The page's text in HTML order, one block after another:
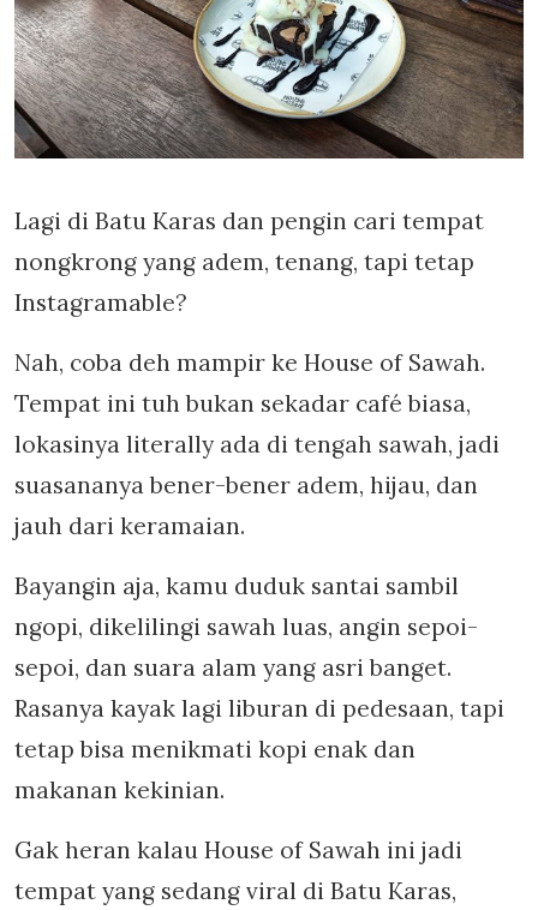
Lagi di Batu Karas dan pengin cari tempat
nongkrong yang adem, tenang, tapi tetap
Instagramable?
Nah, coba deh mampir ke House of Sawah.
Tempat ini tuh bukan sekadar café biasa,
lokasinya literally ada di tengah sawah, jadi
suasananya bener-bener adem, hijau, dan
jauh dari keramaian.
Bayangin aja, kamu duduk santai sambil
ngopi, dikelilingi sawah luas, angin sepoi-
sepoi, dan suara alam yang asri banget.
Rasanya kayak lagi liburan di pedesaan, tapi
tetap bisa menikmati kopi enak dan
makanan kekinian.
Gak heran kalau House of Sawah ini jadi
tempat yang sedang viral di Batu Karas,